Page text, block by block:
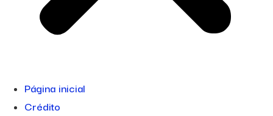
Página inicial
Crédito